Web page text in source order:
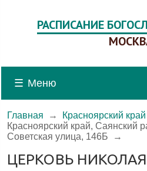
РАСПИСАНИЕ
☰ Меню
Главная → Красноярский край
Красноярский край, Саянский
Советская улица, 146Б →
ЦЕРКОВЬ